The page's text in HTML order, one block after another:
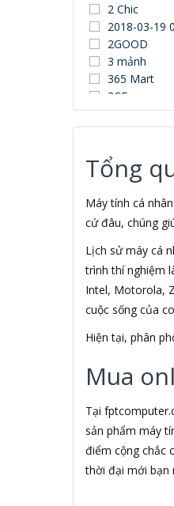
2 Chic
2018-03-19
2GOOD
3 mảnh
365 Mart
3CE
3DUN
3M
3NOD
3OneData
4D
5ASYSTEMS
7Gift Shop
8848
A 100+
A Bonne
A Brand
A & T
Aardvark
Abel
Abo
ACASIS
Acatel
Acbel
Tổng
Máy tính cá
cứ đâu, chúng
Lịch sử máy cá
trình thí nghiệm
Intel, Motorola,
cuộc sống của
Hiện tại, phân
Mua
Tại
sản phẩm máy
điểm cộng chắc
thời đại mới bạn